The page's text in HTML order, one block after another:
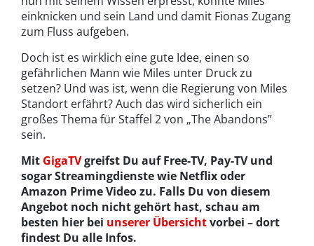
einknicken und sein Land und damit Fionas Zugang
zum Fluss aufgeben.
Doch ist es wirklich eine gute Idee, einen so
gefährlichen Mann wie Miles unter Druck zu
setzen? Und was ist, wenn die Regierung von Miles
Standort erfährt? Auch das wird sicherlich ein
großes Thema für Staffel 2 von „The Abandons”
sein.
Mit GigaTVgreifst Du auf Free-TV, Pay-TV und
sogar Streamingdienste wie Netflix oder
Amazon Prime Video zu. Falls Du von diesem
Angebot noch nicht gehört hast, schau am
besten hier bei unserer Übersichtvorbei – dort
findest Du alle Infos.